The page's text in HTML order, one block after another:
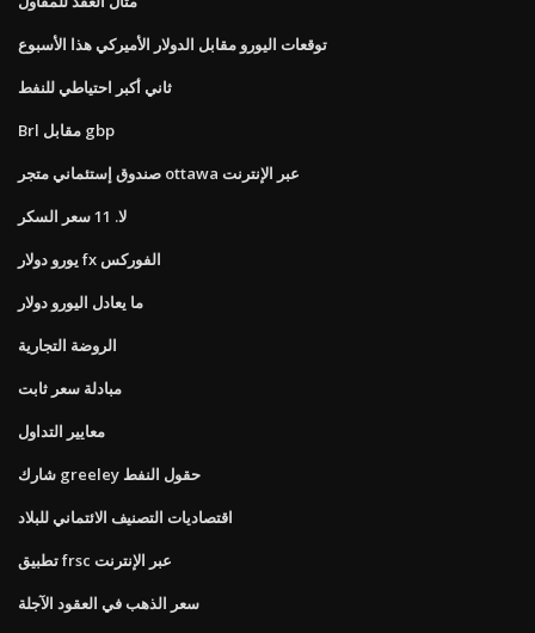
توقعات اليورو مقابل الدولار الأميركي هذا الأسبوع
ثاني أكبر احتياطي للنفط
Brl مقابل gbp
صندوق إستئماني متجر ottawa عبر الإنترنت
لا. 11 سعر السكر
يورو دولار fx الفوركس
ما يعادل اليورو دولار
الروضة التجارية
مبادلة سعر ثابت
معايير التداول
شارك greeley حقول النفط
اقتصاديات التصنيف الائتماني للبلاد
تطبيق frsc عبر الإنترنت
سعر الذهب في العقود الآجلة